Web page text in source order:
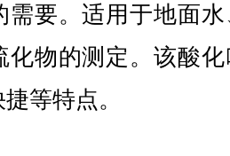
需要。适用于地面
化物的测定。该酸
等特点。
：